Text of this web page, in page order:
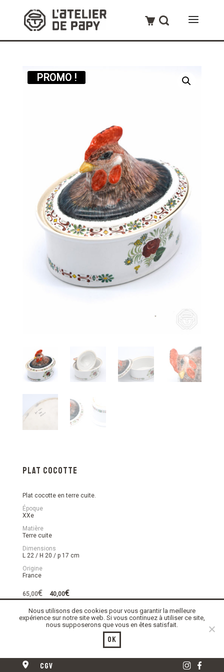
PROMO !
Plat cocotte
Plat cocotte en terre cuite.
Époque
XXe
Matière
Terre cuite
Dimensions
L 22 / H 20 / p 17 cm
Origine
France
65,00€
prix
initial
était :
65,00€.
40,00€
Le
prix
actuel
est :
40,00€.
En stock
Ajouter au panier
cgv
Nous utilisons des cookies pour vous garantir la meilleure
expérience sur notre site web. Si vous continuez à utiliser ce site,
nous supposerons que vous en êtes satisfait.
Ok